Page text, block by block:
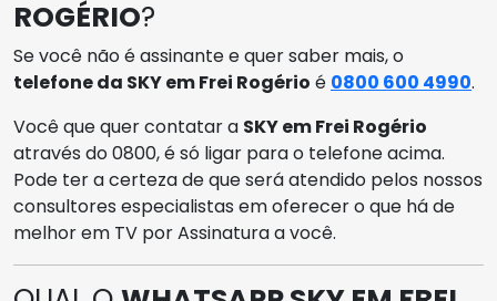
ROGÉRIO?
Se você não é assinante e quer saber mais, o
telefone da SKY em Frei Rogério é 0800 600 4990.
Você que quer contatar a SKY em Frei Rogério
através do 0800, é só ligar para o telefone acima.
Pode ter a certeza de que será atendido pelos nossos
consultores especialistas em oferecer o que há de
melhor em TV por Assinatura a você.